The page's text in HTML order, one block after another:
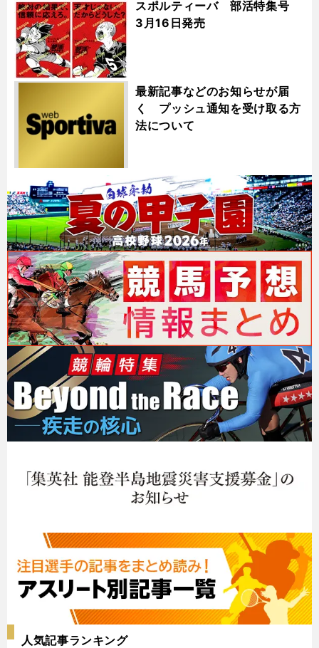
スポルティーバ 部活特集号
3月16日発売
最新記事などのお知らせが届
く プッシュ通知を受け取る方
法について
人気記事ランキング